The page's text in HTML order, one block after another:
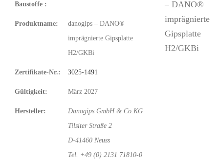
Baustoffe :
Produktname:
danogips – DANO®
imprägnierte Gipsplatte
H2/GKBi
Zertifikate-Nr.: 3025-1491
Gültigkeit: März 2027
Hersteller:
Danogips GmbH & Co.KG
Tilsiter Straße 2
D-41460 Neuss
Tel. +49 (0) 2131 71810-0